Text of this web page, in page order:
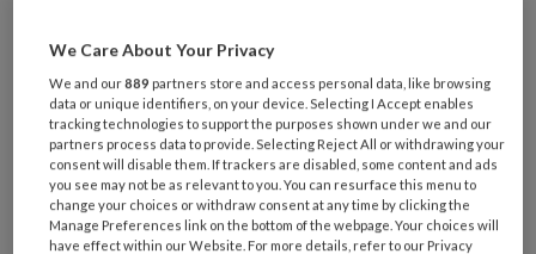
Wat
is
je
e-
mailadres?
* *
Kies
je
wachtwoord* *
We Care About Your Privacy
We and our889 partners store and access personal data, like browsing
data or unique identifiers, on your device. Selecting I Accept enables
tracking technologies to support the purposes shown under we and our
partners process data to provide. Selecting Reject All or withdrawing your
consent will disable them. If trackers are disabled, some content and ads
you see may not be as relevant to you. You can resurface this menu to
change your choices or withdraw consent at any time by clicking the
Manage Preferences link on the bottom of the webpage. Your choices will
have effect within our Website. For more details, refer to our Privacy